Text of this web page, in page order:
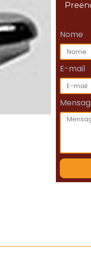
Nome
E-mail